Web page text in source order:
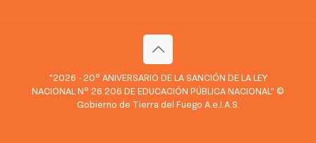
"2026 - 20° ANIVERSARIO DE LA SANCIÓN DE LA LEY
NACIONAL N° 26.206 DE EDUCACIÓN PÚBLICA NACIONAL" ©
Gobierno de Tierra del Fuego A.e.I.A.S.